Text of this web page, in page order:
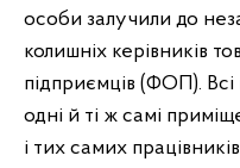
особи залучили до
колишніх керівників
підприємців (ФОП). Всі
одні й ті ж самі
і тих самих